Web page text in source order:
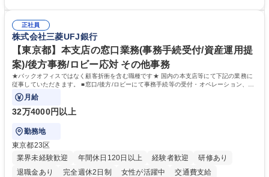
療現場のDX化を推進するやりがいがあります。【業務内容の変更範囲】
当社の指定する業務 募集職種 【カスタマーサクセス】リモートメイン/医
療データ解析システム/完全週休2日
ート体制を構築しています。 【採用背景】導入先が急増しており、専任の
カスタマーサクセス組織を強化するための増員採用です。営業担当からの
丁寧なOJTがあり、医療データ解析の専門知識をキャッチアップできる環
境です。社会貢献性の高い分野で専門性を磨きたい方を歓迎します。 学
歴・資格 学歴：大学院 大学 高専 短大 専修学校 高校 語学力： 資格：
正社員
株式会社三菱UFJ銀行
【東京都】本支店の窓口業務(事務手続受付/資産運用提
案)/後方事務/ロビー応対 その他事務
★バックオフィスではなく顧客折衝を含む職種です★ 国内の本支店等にて下記の業務に
従事していただきます。 ■窓口/後方/ロビーにて事務手続等の受付・オペレーション、お
客様対応
月給
32万4000円以上
勤務地
東京都23区
業界未経験歓迎
年間休日120日以上 経験者歓迎
研修あり
退職金あり
完全週休2日制 女性が活躍中
交通費支給